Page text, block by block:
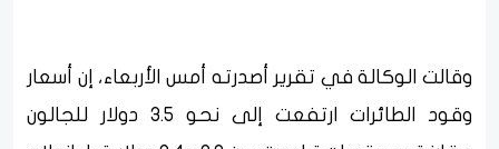
وقالت الوكالة في تقرير أصدرته أمس الأربعاء، إن أسعار
وقود الطائرات ارتفعت إلى نحو 3.5 دولار للجالون